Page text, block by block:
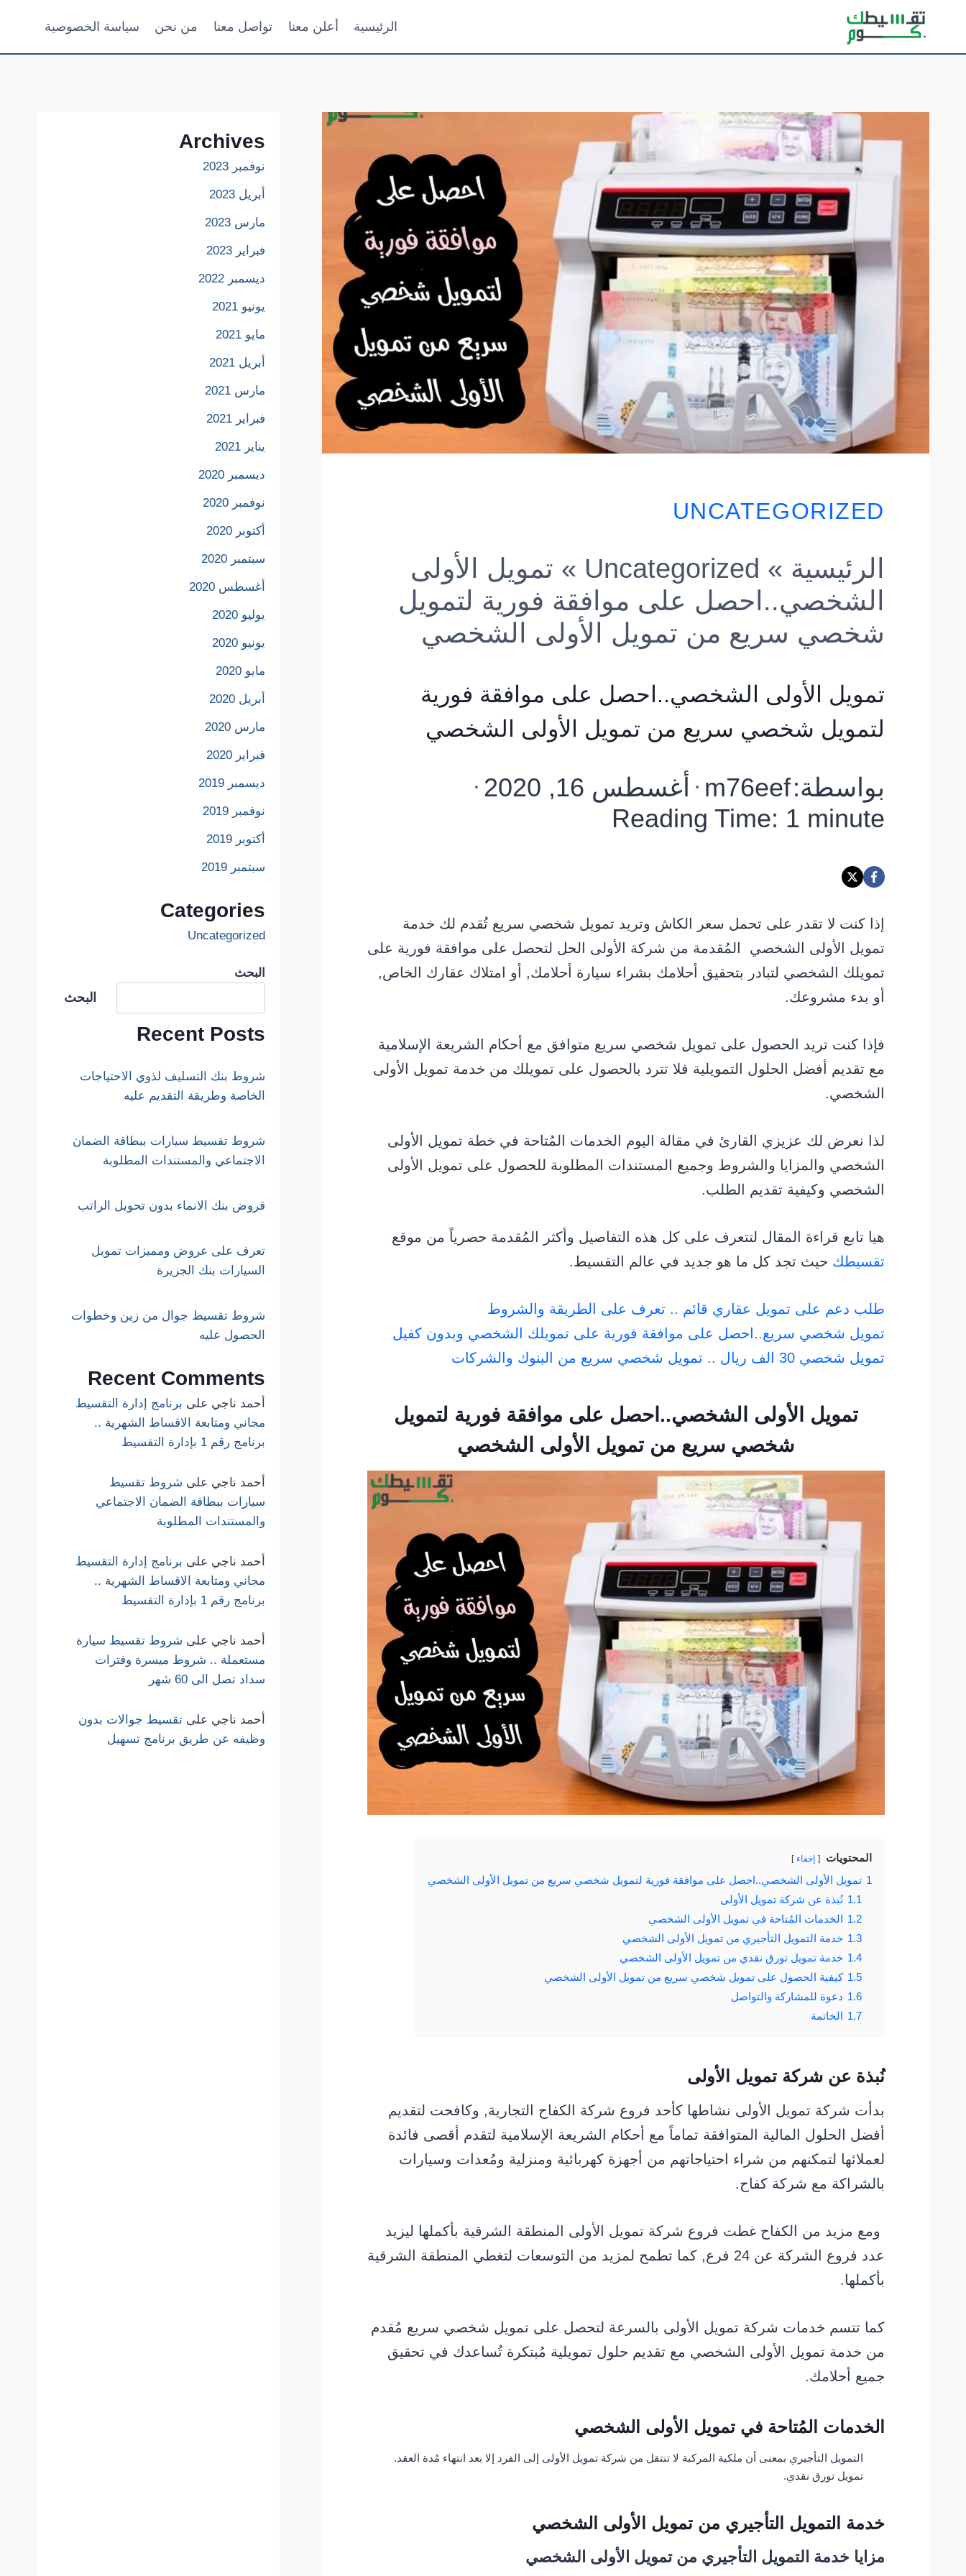
الرئيسية أعلن معنا تواصل معنا من نحن سياسة الخصوصية
UNCATEGORIZED
الرئيسية »
Uncategorized
» تمويل الأولى
الشخصي..احصل على موافقة فورية لتمويل
شخصي سريع من تمويل الأولى الشخصي
تمويل الأولى الشخصي..احصل على موافقة فورية
لتمويل شخصي سريع من تمويل الأولى الشخصي
بواسطة:m76eef
أغسطس 16, 2020
Reading Time: 1 minute
إذا كنت لا تقدر على تحمل سعر الكاش وتريد تمويل شخصي سريع تُقدم لك خدمة
تمويل الأولى الشخصي المُقدمة من شركة الأولى الحل لتحصل على موافقة فورية على
تمويلك الشخصي لتبادر بتحقيق أحلامك بشراء سيارة أحلامك, أو امتلاك عقارك الخاص,
أو بدء مشروعك.
فإذا كنت تريد الحصول على تمويل شخصي سريع متوافق مع أحكام الشريعة الإسلامية
مع تقديم أفضل الحلول التمويلية فلا تترد بالحصول على تمويلك من خدمة تمويل الأولى
الشخصي.
لذا نعرض لك عزيزي القارئ في مقالة اليوم الخدمات المُتاحة في خطة تمويل الأولى
الشخصي والمزايا والشروط وجميع المستندات المطلوبة للحصول على تمويل الأولى
الشخصي وكيفية تقديم الطلب.
هيا تابع قراءة المقال لتتعرف على كل هذه التفاصيل وأكثر المُقدمة حصرياً من موقع
تقسيطك حيث تجد كل ما هو جديد في عالم التقسيط.
طلب دعم على تمويل عقاري قائم .. تعرف على الطريقة والشروط
تمويل شخصي سريع..احصل على موافقة فورية على تمويلك الشخصي وبدون كفيل
تمويل شخصي 30 الف ريال .. تمويل شخصي سريع من البنوك والشركات
تمويل الأولى الشخصي..احصل على موافقة فورية لتمويل
شخصي سريع من تمويل الأولى الشخصي
المحتويات إخفاء
1 تمويل الأولى الشخصي..احصل على موافقة فورية لتمويل شخصي سريع من تمويل الأولى الشخصي
1.1 نُبذة عن شركة تمويل الأولى
1.2 الخدمات المُتاحة في تمويل الأولى الشخصي
1.3 خدمة التمويل التأجيري من تمويل الأولى الشخصي
1.4 خدمة تمويل تورق نقدي من تمويل الأولى الشخصي
1.5 كيفية الحصول على تمويل شخصي سريع من تمويل الأولى الشخصي
1.6 دعوة للمشاركة والتواصل
1.7 الخاتمة
نُبذة عن شركة تمويل الأولى
بدأت شركة تمويل الأولى نشاطها كأحد فروع شركة الكفاح التجارية, وكافحت لتقديم
أفضل الحلول المالية المتوافقة تماماً مع أحكام الشريعة الإسلامية لتقدم أقصى فائدة
لعملائها لتمكنهم من شراء احتياجاتهم من أجهزة كهربائية ومنزلية ومُعدات وسيارات
بالشراكة مع شركة كفاح.
ومع مزيد من الكفاح غطت فروع شركة تمويل الأولى المنطقة الشرقية بأكملها ليزيد
عدد فروع الشركة عن 24 فرع, كما تطمح لمزيد من التوسعات لتغطي المنطقة الشرقية
بأكملها.
كما تتسم خدمات شركة تمويل الأولى بالسرعة لتحصل على تمويل شخصي سريع مُقدم
من خدمة تمويل الأولى الشخصي مع تقديم حلول تمويلية مُبتكرة تُساعدك في تحقيق
جميع أحلامك.
الخدمات المُتاحة في تمويل الأولى الشخصي
التمويل التأجيري بمعنى أن ملكية المركبة لا تنتقل من شركة تمويل الأولى إلى الفرد إلا بعد انتهاء مُدة العقد.
تمويل تورق نقدي.
خدمة التمويل التأجيري من تمويل الأولى الشخصي
مزايا خدمة التمويل التأجيري من تمويل الأولى الشخصي
Archives
نوفمبر 2023
أبريل 2023
مارس 2023
فبراير 2023
ديسمبر 2022
يونيو 2021
مايو 2021
أبريل 2021
مارس 2021
فبراير 2021
يناير 2021
ديسمبر 2020
نوفمبر 2020
أكتوبر 2020
سبتمبر 2020
أغسطس 2020
يوليو 2020
يونيو 2020
مايو 2020
أبريل 2020
مارس 2020
فبراير 2020
ديسمبر 2019
نوفمبر 2019
أكتوبر 2019
سبتمبر 2019
Categories
Uncategorized
البحث
البحث
Recent Posts
شروط بنك التسليف لذوي الاحتياجات
الخاصة وطريقة التقديم عليه
شروط تقسيط سيارات ببطاقة الضمان
الاجتماعي والمستندات المطلوبة
قروض بنك الانماء بدون تحويل الراتب
تعرف على عروض ومميزات تمويل
السيارات بنك الجزيرة
شروط تقسيط جوال من زين وخطوات
الحصول عليه
Recent Comments
أحمد ناجي على برنامج إدارة التقسيط
مجاني ومتابعة الاقساط الشهرية ..
برنامج رقم 1 بإدارة التقسيط
أحمد ناجي على شروط تقسيط
سيارات ببطاقة الضمان الاجتماعي
والمستندات المطلوبة
أحمد ناجي على برنامج إدارة التقسيط
مجاني ومتابعة الاقساط الشهرية ..
برنامج رقم 1 بإدارة التقسيط
أحمد ناجي على شروط تقسيط سيارة
مستعملة .. شروط ميسرة وفترات
سداد تصل الى 60 شهر
أحمد ناجي علىتقسيط جوالات بدون
وظيفه عن طريق برنامج تسهيل